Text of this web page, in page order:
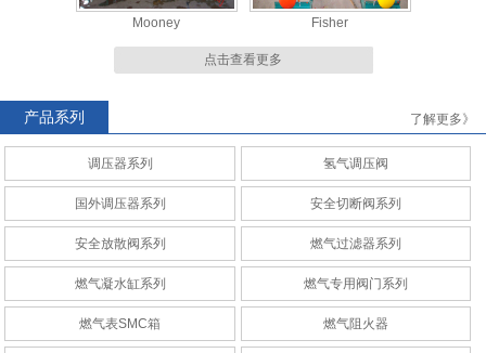
Mooney Fisher
AMCO RAQ安全切断阀系列
CNG调压计量柜 CNG调压计量站
点击查看更多
产品系列 了解更多》
调压器系列 氢气调压阀
国外调压器系列 安全切断阀系列
安全放散阀系列 燃气过滤器系列
燃气凝水缸系列 燃气专用阀门系列
燃气表SMC箱 燃气阻火器